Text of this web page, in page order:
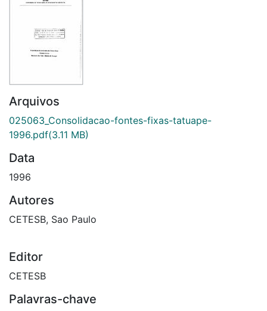
Arquivos
025063_Consolidacao-fontes-fixas-tatuape-
1996.pdf(3.11 MB)
Data
1996
Autores
CETESB, Sao Paulo
Editor
CETESB
Palavras-chave